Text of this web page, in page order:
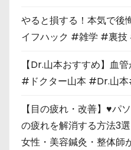
やると損する！本気で後
イフハック #雑学 #裏
【Dr.山本おすすめ】血
#ドクター山本 #Dr.山
【目の疲れ・改善】♥パ
の疲れを解消する方法3
女性・美容鍼灸・整体師